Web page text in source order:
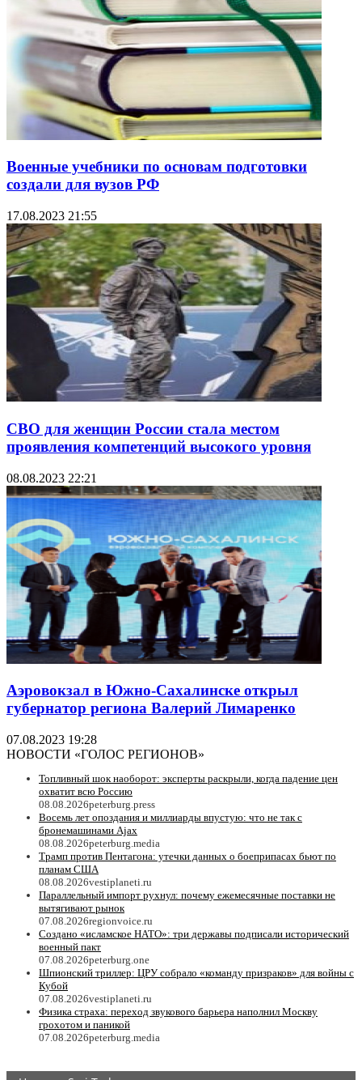
Военные учебники по основам подготовки
создали для вузов РФ
17.08.2023 21:55
СВО для женщин России стала местом
проявления компетенций высокого уровня
08.08.2023 22:21
Аэровокзал в Южно-Сахалинске открыл
губернатор региона Валерий Лимаренко
07.08.2023 19:28
НОВОСТИ «ГОЛОС РЕГИОНОВ»
Топливный шок наоборот: эксперты раскрыли, когда падение цен
охватит всю Россию
08.08.2026peterburg.press
Восемь лет опоздания и миллиарды впустую: что не так с
бронемашинами Ajax
08.08.2026peterburg.media
Трамп против Пентагона: утечки данных о боеприпасах бьют по
планам США
08.08.2026vestiplaneti.ru
Параллельный импорт рухнул: почему ежемесячные поставки не
вытягивают рынок
07.08.2026regionvoice.ru
Создано «исламское НАТО»: три державы подписали исторический
военный пакт
07.08.2026peterburg.one
Шпионский триллер: ЦРУ собрало «команду призраков» для войны с
Кубой
07.08.2026vestiplaneti.ru
Физика страха: переход звукового барьера наполнил Москву
грохотом и паникой
07.08.2026peterburg.media